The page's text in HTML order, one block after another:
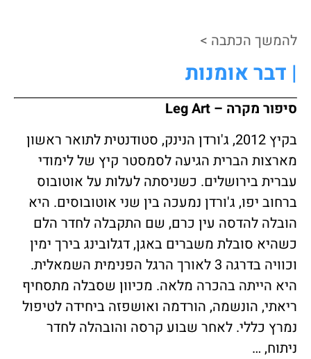
להמשך הכתבה >
| דבר אומנות
סיפור מקרה – Leg Art
בקיץ 2012, ג'ורדן הנינק, סטודנטית לתואר ראשון
מארצות הברית הגיעה לסמסטר קיץ של לימודי
עברית בירושלים. כשניסתה לעלות על אוטובוס
ברחוב יפו, ג'ורדן נמעכה בין שני אוטובוסים. היא
הובלה להדסה עין כרם, שם התקבלה לחדר הלם
כשהיא סובלת משברים באגן, דגלובינג בירך ימין
וכוויה בדרגה 3 לאורך הרגל הפנימית השמאלית.
היא הייתה בהכרה מלאה. מכיוון שסבלה מתסחיף
ריאתי, הונשמה, הורדמה ואושפזה ביחידה לטיפול
נמרץ כללי. לאחר שבוע קרסה והובהלה לחדר
ניתוח, …